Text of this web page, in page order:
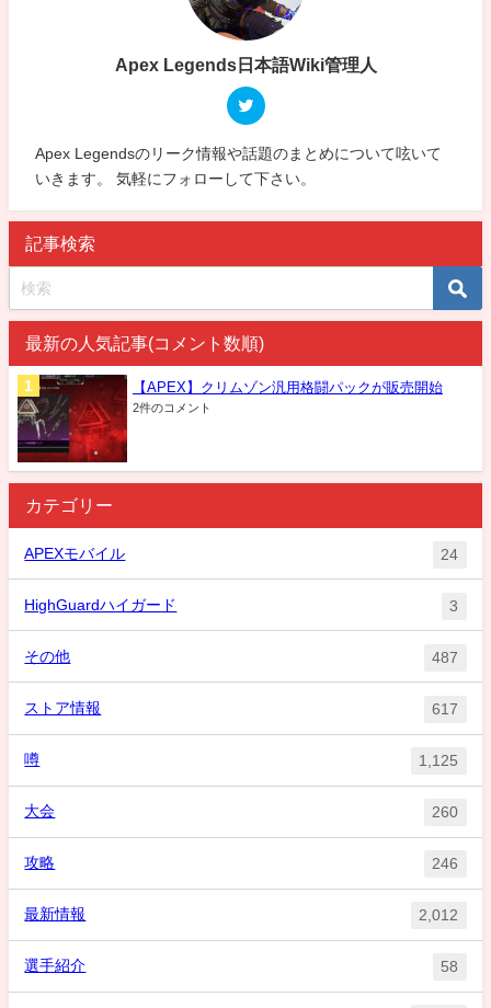
Apex Legends日本語Wiki管理人
Apex Legendsのリーク情報や話題のまとめについて呟いて
いきます。 気軽にフォローして下さい。
記事検索
最新の人気記事(コメント数順)
【APEX】クリムゾン汎用格闘パックが販売開始
2件のコメント
カテゴリー
APEXモバイル 24
HighGuardハイガード 3
その他 487
ストア情報 617
噂 1,125
大会 260
攻略 246
最新情報 2,012
選手紹介 58